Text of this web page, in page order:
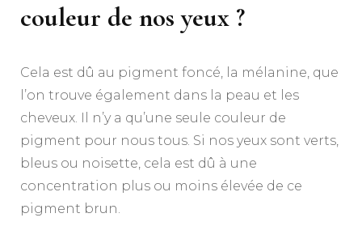
couleur de nos yeux ?
Cela est dû au pigment foncé, la mélanine, que
l’on trouve également dans la peau et les
cheveux. Il n’y a qu’une seule couleur de
pigment pour nous tous. Si nos yeux sont verts,
bleus ou noisette, cela est dû à une
concentration plus ou moins élevée de ce
pigment brun.